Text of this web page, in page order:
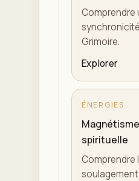
Comprendre
Grimoire.
Explorer
ÉNERGIES
spirituelle
Comprendre